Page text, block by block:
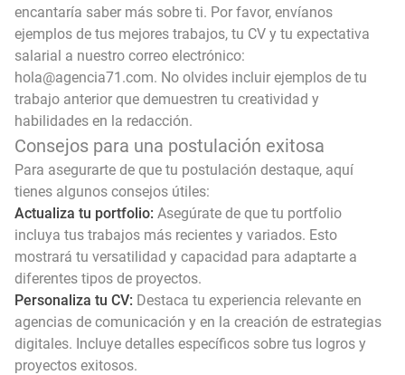
encantaría saber más sobre ti. Por favor, envíanos
ejemplos de tus mejores trabajos, tu CV y tu expectativa
salarial a nuestro correo electrónico:
hola@agencia71.com. No olvides incluir ejemplos de tu
trabajo anterior que demuestren tu creatividad y
habilidades en la redacción.
Consejos para una postulación exitosa
Para asegurarte de que tu postulación destaque, aquí
tienes algunos consejos útiles:
Actualiza tu portfolio: Asegúrate de que tu portfolio
incluya tus trabajos más recientes y variados. Esto
mostrará tu versatilidad y capacidad para adaptarte a
diferentes tipos de proyectos.
Personaliza tu CV: Destaca tu experiencia relevante en
agencias de comunicación y en la creación de estrategias
digitales. Incluye detalles específicos sobre tus logros y
proyectos exitosos.